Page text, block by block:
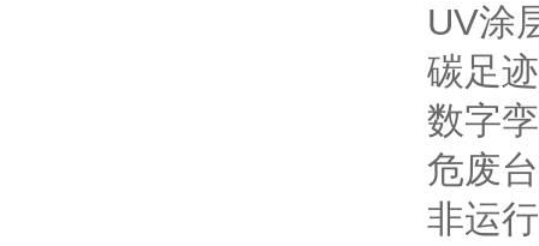
UV涂
碳足
数字
危废
非运